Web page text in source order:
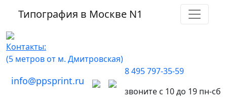
Типография в Москве N1
Контакты:
(5 метров от м. Дмитровская)
info@ppsprint.ru
8 495 797-35-59
звоните с 10 до 19 пн-сб